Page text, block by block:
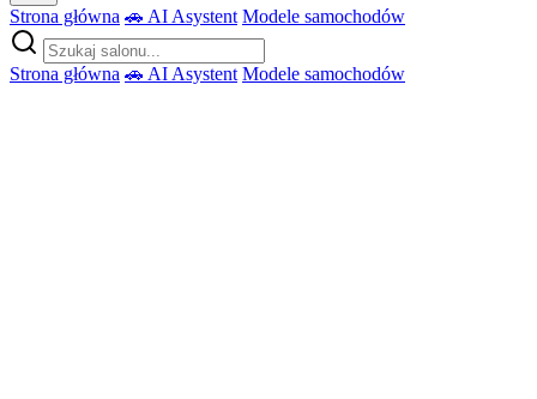
Strona główna 🚗 AI Asystent Modele samochodów
Strona główna 🚗 AI Asystent Modele samochodów